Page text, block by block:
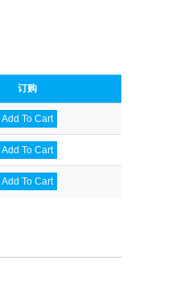
订购
Add To Cart
Add To Cart
Add To Cart